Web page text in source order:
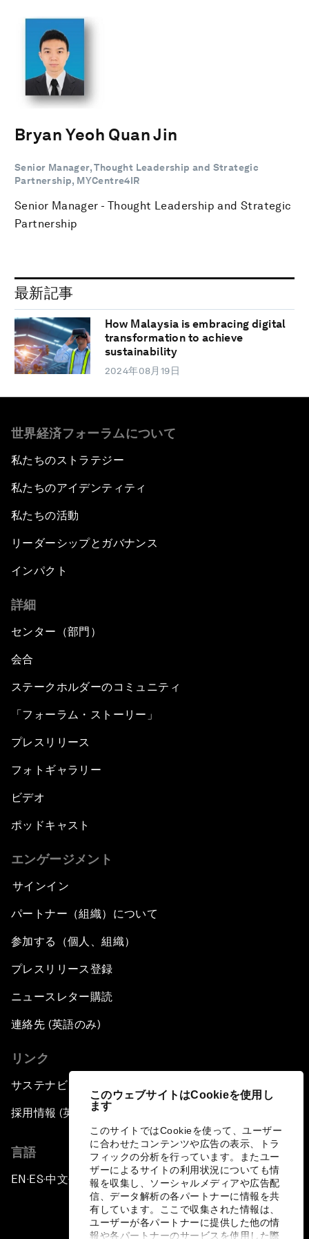
このウェブサイトはCookieを使用し
ます
このサイトではCookieを使って、ユーザー
に合わせたコンテンツや広告の表示、トラ
フィックの分析を行っています。またユー
ザーによるサイトの利用状況についても情
報を収集し、ソーシャルメディアや広告配
信、データ解析の各パートナーに情報を共
有しています。ここで収集された情報は、
ユーザーが各パートナーに提供した他の情
報や各パートナーのサービスを使用した際
Bryan Yeoh Quan Jin
Senior Manager, Thought Leadership and Strategic
Partnership, MYCentre4IR
Senior Manager - Thought Leadership and Strategic
Partnership
最新記事
How Malaysia is embracing digital
transformation to achieve
sustainability
2024年08月19日
世界経済フォーラムについて
私たちのストラテジー
私たちのアイデンティティ
私たちの活動
リーダーシップとガバナンス
インパクト
詳細
センター（部門）
会合
ステークホルダーのコミュニティ
「フォーラム・ストーリー」
プレスリリース
フォトギャラリー
ビデオ
ポッドキャスト
エンゲージメント
サインイン
パートナー（組織）について
参加する（個人、組織）
プレスリリース登録
ニュースレター購読
連絡先 (英語のみ)
リンク
サステナビリティへの取り組み
採用情報 (英語のみ)
言語
EN ▪ ES▪中文▪ 日本語